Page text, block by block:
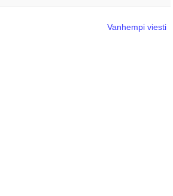
Vanhempi viesti